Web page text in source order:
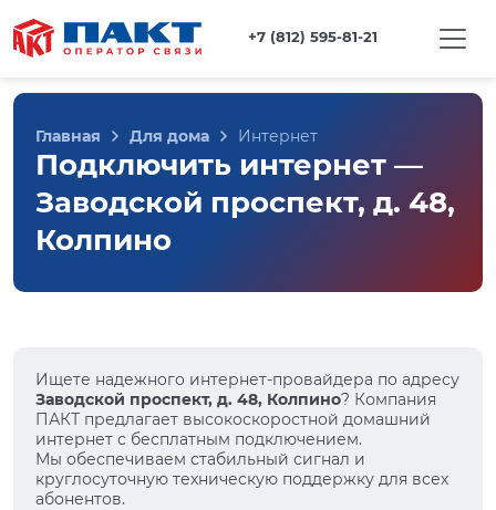
+7 (812) 595-81-21
Главная Для дома Интернет
Подключить интернет —
Заводской проспект, д. 48,
Колпино
Ищете надежного интернет-провайдера по адресу
Заводской проспект, д. 48, Колпино? Компания
ПАКТ предлагает высокоскоростной домашний
интернет с бесплатным подключением.
Мы обеспечиваем стабильный сигнал и
круглосуточную техническую поддержку для всех
абонентов.